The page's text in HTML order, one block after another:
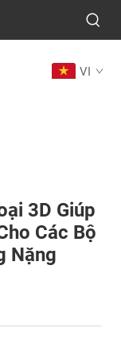
VI
3D Giúp
Các Bộ
Nặng